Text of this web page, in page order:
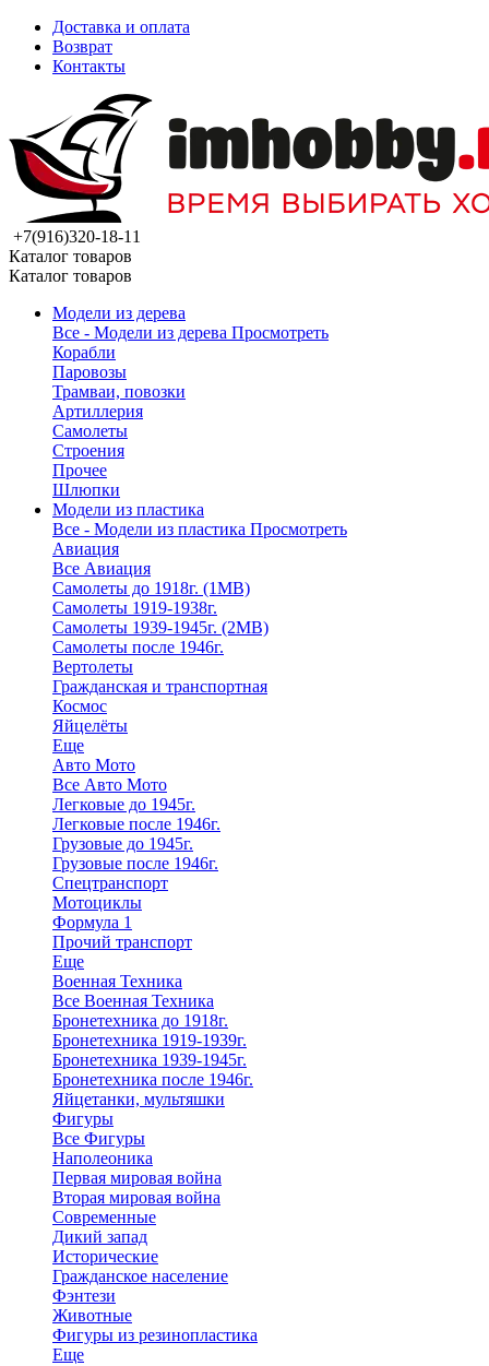
Доставка и оплата
Возврат
Контакты
+7(916)320-18-11
Каталог товаров
Каталог товаров
Модели из дерева
Все - Модели из дерева Просмотреть
Корабли
Паровозы
Трамваи, повозки
Артиллерия
Самолеты
Строения
Прочее
Шлюпки
Модели из пластика
Все - Модели из пластика Просмотреть
Авиация
Все Авиация
Самолеты до 1918г. (1МВ)
Самолеты 1919-1938г.
Самолеты 1939-1945г. (2МВ)
Самолеты после 1946г.
Вертолеты
Гражданская и транспортная
Космос
Яйцелёты
Еще
Авто Мото
Все Авто Мото
Легковые до 1945г.
Легковые после 1946г.
Грузовые до 1945г.
Грузовые после 1946г.
Спецтранспорт
Мотоциклы
Формула 1
Прочий транспорт
Еще
Военная Техника
Все Военная Техника
Бронетехника до 1918г.
Бронетехника 1919-1939г.
Бронетехника 1939-1945г.
Бронетехника после 1946г.
Яйцетанки, мультяшки
Фигуры
Все Фигуры
Наполеоника
Первая мировая война
Вторая мировая война
Современные
Дикий запад
Исторические
Гражданское население
Фэнтези
Животные
Фигуры из резинопластика
Еще